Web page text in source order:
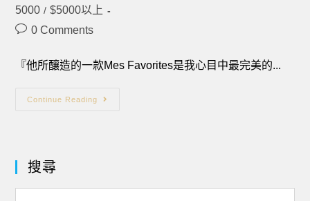
5000 / $5000以上
0 Comments
『他所釀造的一款Mes Favorites是我心目中最完美的...
Continue Reading
搜尋